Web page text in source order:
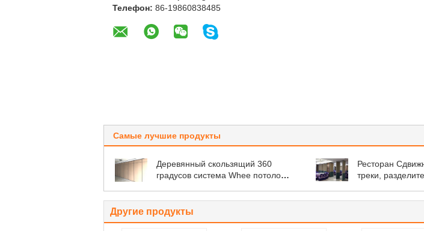
Телефон: 86-19860838485
Самые лучшие продукты
Деревянный скользящий 360
градусов система Whee потолок
разделителей помещений
Ресторан
треки,
Другие продукты